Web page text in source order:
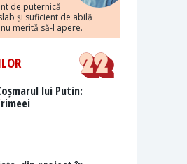
de puternică
și suficient de abilă
merită să-l apere.
lui Putin: